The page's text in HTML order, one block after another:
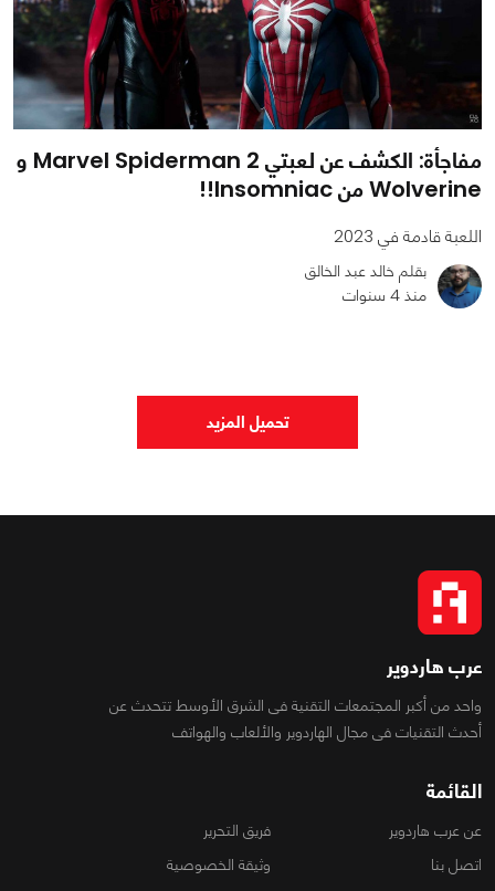
مفاجأة: الكشف عن لعبتي Marvel Spiderman 2 و
Wolverine من Insomniac!!
اللعبة قادمة في 2023
بقلم خالد عبد الخالق
منذ 4 سنوات
تحميل المزيد
عرب هاردوير
واحد من أكبر المجتمعات التقنية فى الشرق الأوسط تتحدث عن
أحدث التقنيات فى مجال الهاردوير والألعاب والهواتف
القائمة
عن عرب هاردوير
فريق التحرير
اتصل بنا
وثيقة الخصوصية